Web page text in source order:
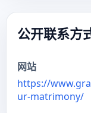
公开联系方
网站
https://
ur-matrimony/